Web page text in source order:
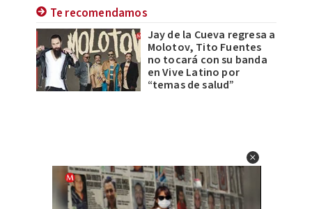
Te recomendamos
Jay de la Cueva regresa a
Molotov, Tito Fuentes
no tocará con su banda
en Vive Latino por
“temas de salud”